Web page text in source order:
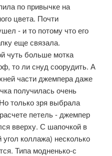
по привычке на
цвета. Почти
- и то потому что его
еще связала.
чуть больше мотка
то ли снуд соорудить. А
части джемпера даже
получилась очень
только зря выбрала
петель - джемпер
вверху. С шапочкой в
коллажа) несколько
Типа модненько-с